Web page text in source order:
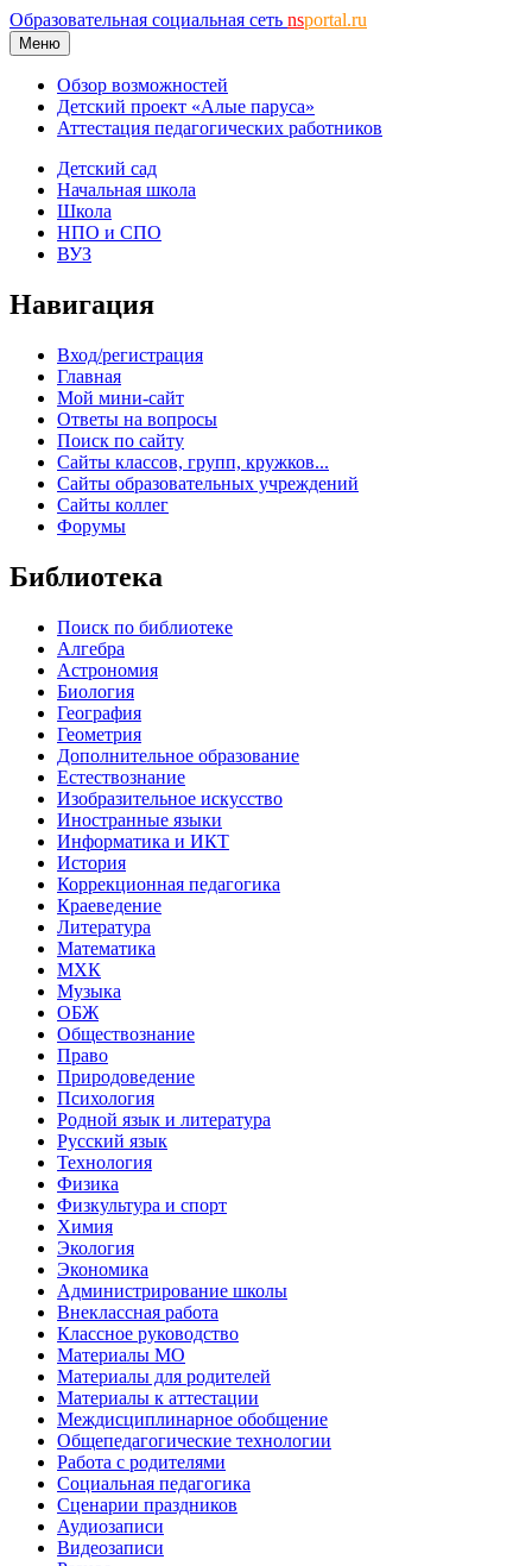
Образовательная социальная сеть nsportal.ru
Меню
Обзор возможностей
Детский проект «Алые паруса»
Аттестация педагогических работников
Детский сад
Начальная школа
Школа
НПО и СПО
ВУЗ
Навигация
Вход/регистрация
Главная
Мой мини-сайт
Ответы на вопросы
Поиск по сайту
Сайты классов, групп, кружков...
Сайты образовательных учреждений
Сайты коллег
Форумы
Библиотека
Поиск по библиотеке
Алгебра
Астрономия
Биология
География
Геометрия
Дополнительное образование
Естествознание
Изобразительное искусство
Иностранные языки
Информатика и ИКТ
История
Коррекционная педагогика
Краеведение
Литература
Математика
МХК
Музыка
ОБЖ
Обществознание
Право
Природоведение
Психология
Родной язык и литература
Русский язык
Технология
Физика
Физкультура и спорт
Химия
Экология
Экономика
Администрирование школы
Внеклассная работа
Классное руководство
Материалы МО
Материалы для родителей
Материалы к аттестации
Междисциплинарное обобщение
Общепедагогические технологии
Работа с родителями
Социальная педагогика
Сценарии праздников
Аудиозаписи
Видеозаписи